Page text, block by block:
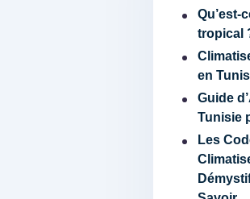
Qu’est-
tropical
en
Guide
Tunisie
Les